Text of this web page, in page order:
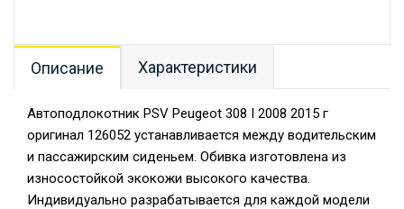
Описание Характеристики
Автоподлокотник PSV Peugeot 308 I 2008 2015 г
оригинал 126052 устанавливается между водительским
и пассажирским сиденьем. Обивка изготовлена из
износостойкой экокожи высокого качества.
Индивидуально разрабатывается для каждой модели